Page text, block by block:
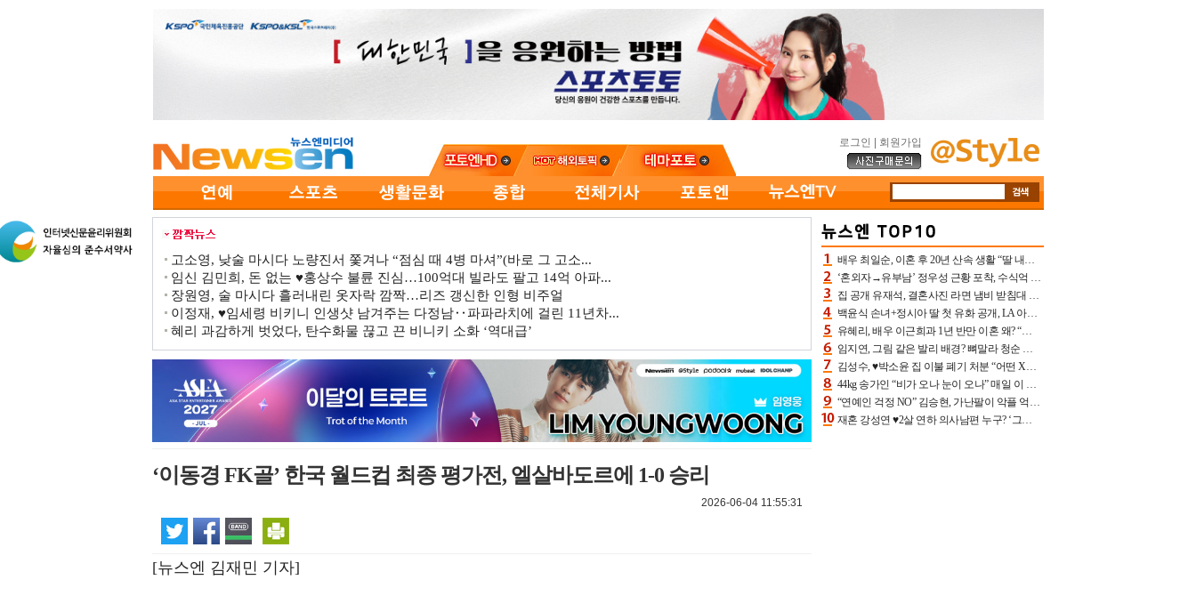
로그인 회원가입
고소영, 낮술 마시다 노량진서 쫓겨나 “점심 때 4병 마셔”(바로 그 고소...
임신 김민희, 돈 없는 ♥홍상수 불륜 진심…100억대 빌라도 팔고 14억 아파...
장원영, 술 마시다 흘러내린 옷자락 깜짝…리즈 갱신한 인형 비주얼
이정재, ♥임세령 비키니 인생샷 남겨주는 다정남‥파파라치에 걸린 11년차...
혜리 과감하게 벗었다, 탄수화물 끊고 끈 비니키 소화 ‘역대급’
‘이동경 FK골’ 한국 월드컵 최종 평가전, 엘살바도르에 1-0 승리
2026-06-04 11:55:31
[뉴스엔 김재민 기자]
배우 최일순, 이혼 후 20년 산속 생활 “딸 내가 버렸다고 원망‥맘 아파”(특종)[어제TV]
‘혼외자→유부남’ 정우성 근황 포착, 수식억 해킹 피해 후배 만났다 “존경하는”
집 공개 유재석, 결혼사진 라면 냄비 받침대 되고 분노‥가족사진도 피해(놀뭐)[어제TV]
백윤식 손녀+정시아 딸 첫 유화 공개, LA 아트쇼→서울국제조각페스타 작가다운 수준급 실력
유혜리, 배우 이근희과 1년 반만 이혼 왜? “식칼 꽂고 의자 던져” 충격 폭로(특종)[어제TV]
임지연, 그림 같은 발리 배경? 뼈말라 청순 비키니 핏에 상대 안 되네
김성수, ♥박소윤 집 이불 폐기 처분 “어떤 X이랑 썼을지 몰라” 질투(신랑수업2)[어제TV]
44kg 송가인 “비가 오나 눈이 오나” 매일 이 운동, 허벅지 근육량 상승+체지방 감소
“연예인 걱정 NO” 김승현, 가난팔이 악플 억울할만‥아내+딸과 日 여행
재혼 강성연 ♥2살 연하 의사남편 누구? ‘그알’ 자문의에 훈남 비주얼 초엘리트 스펙 [종합]